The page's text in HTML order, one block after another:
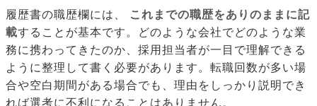
履歴書の職歴欄には、
これまでの職歴をありのままに記
載することが基本です。どのような会社でどのような業
務に携わってきたのか、採用担当者が一目で理解できる
ように整理して書く必要があります。転職回数が多い場
合や空白期間がある場合でも、理由をしっかり説明でき
れば選考に不利になることはありません。